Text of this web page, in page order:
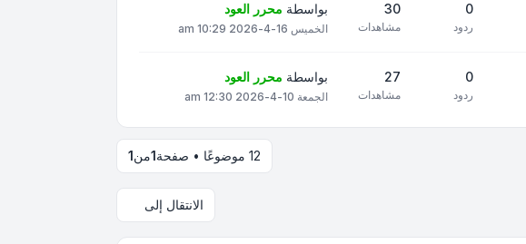
0
ردود
30
مشاهدات
بواسطة محرر العود
الخميس 16-4-2026 10:29 am
0
ردود
27
مشاهدات
بواسطة محرر العود
الجمعة 10-4-2026 12:30 am
12 موضوعًا • صفحة 1من1
الانتقال إلى